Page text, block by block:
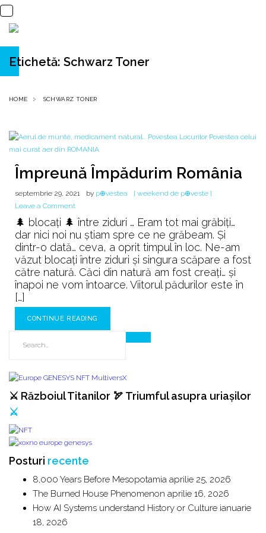
Etichetă: Schwarz Toner
HOME SCHWARZ TONER
Împreună Împădurim România
septembrie 29, 2021 by p⊕vestea
[ weekend de p⊕veste ]
Leave a Commenton
Împreună
Împădurim
România
🌲 blocați 🌲 între ziduri … Eram tot mai grăbiți…
dar nici noi nu știam spre ce ne grăbeam. Și
dintr-o dată… ceva, a oprit timpul în loc. Ne-am
văzut blocați între ziduri și singura scăpare a fost
către natură. Căci din natură am fost creaţi… și
înapoi ne vom întoarce. Viitorul pădurilor este în
[…]
CONTINUE READING
⚔️ Războiul Titanilor 🏹 Triumful asupra uriașilor
⚔️
Posturi recente
8,000 Years Before Mesopotamia aprilie 25, 2026
The Burned House Phenomenon aprilie 16, 2026
How AI Systems understand History or Culture ianuarie
18, 2026